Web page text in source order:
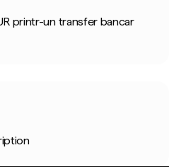
printr-un transfer bancar